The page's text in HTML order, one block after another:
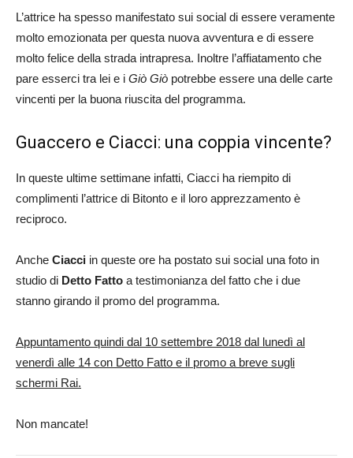
L’attrice ha spesso manifestato sui social di essere veramente
molto emozionata per questa nuova avventura e di essere
molto felice della strada intrapresa. Inoltre l’affiatamento che
pare esserci tra lei e i Giò Giò potrebbe essere una delle carte
vincenti per la buona riuscita del programma.
Guaccero e Ciacci: una coppia vincente?
In queste ultime settimane infatti, Ciacci ha riempito di
complimenti l’attrice di Bitonto e il loro apprezzamento è
reciproco.
Anche Ciacci in queste ore ha postato sui social una foto in
studio di Detto Fatto a testimonianza del fatto che i due
stanno girando il promo del programma.
Appuntamento quindi dal 10 settembre 2018 dal lunedì al
venerdì alle 14 con Detto Fatto e il promo a breve sugli
schermi Rai.
Non mancate!